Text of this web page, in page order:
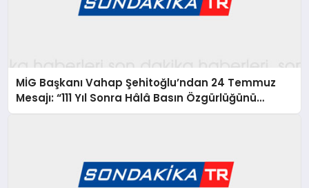
MİG Başkanı Vahap Şehitoğlu’ndan 24 Temmuz
Mesajı: “111 Yıl Sonra Hâlâ Basın Özgürlüğünü
Konuşuyoruz”